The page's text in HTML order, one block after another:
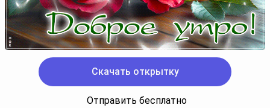
Скачать открытку
Отправить бесплатно